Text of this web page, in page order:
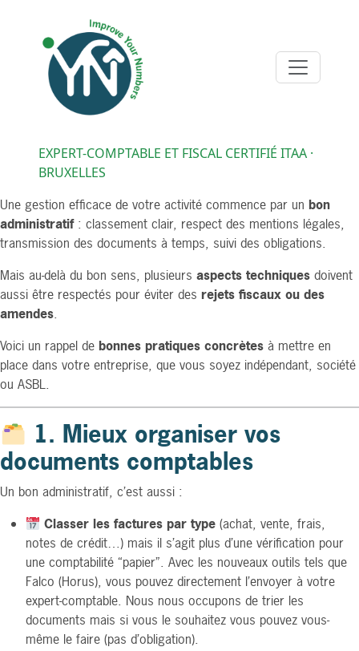
EXPERT-COMPTABLE ET FISCAL CERTIFIÉ ITAA ·
BRUXELLES
Une gestion efficace de votre activité commence par un bon
administratif: classement clair, respect des mentions légales,
transmission des documents à temps, suivi des obligations.
Mais au-delà du bon sens, plusieurs aspects techniques doivent
aussi être respectés pour éviter des rejets fiscaux ou des
amendes.
Voici un rappel de bonnes pratiques concrètes à mettre en
place dans votre entreprise, que vous soyez indépendant, société
ou ASBL.
1. Mieux organiser vos
documents comptables
Un bon administratif, c’est aussi :
Classer les factures par type (achat, vente, frais,
notes de crédit…) mais il s’agit plus d’une vérification pour
une comptabilité “papier”. Avec les nouveaux outils tels que
Falco (Horus), vous pouvez directement l’envoyer à votre
expert-comptable. Nous nous occupons de trier les
documents mais si vous le souhaitez vous pouvez vous-
même le faire (pas d’obligation).